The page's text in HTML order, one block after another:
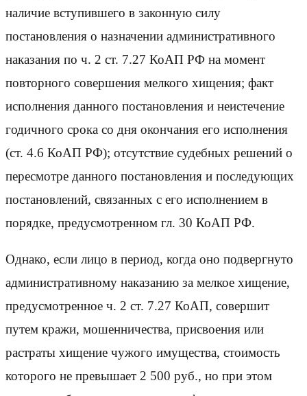
наличие вступившего в законную силу
постановления о назначении административного
наказания по ч. 2 ст. 7.27 КоАП РФ на момент
повторного совершения мелкого хищения; факт
исполнения данного постановления и неистечение
годичного срока со дня окончания его исполнения
(ст. 4.6 КоАП РФ); отсутствие судебных решений о
пересмотре данного постановления и последующих
постановлений, связанных с его исполнением в
порядке, предусмотренном гл. 30 КоАП РФ.
Однако, если лицо в период, когда оно подвергнуто
административному наказанию за мелкое хищение,
предусмотренное ч. 2 ст. 7.27 КоАП, совершит
путем кражи, мошенничества, присвоения или
растраты хищение чужого имущества, стоимость
которого не превышает 2 500 руб., но при этом